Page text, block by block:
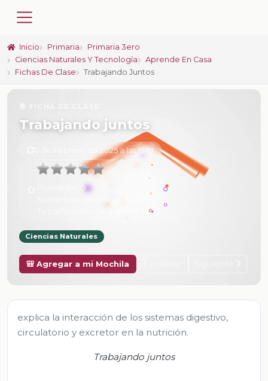
Inicio Primaria
Primaria 3ero
Ciencias Naturales Y Tecnología
Aprende En Casa
Fichas De Clase
Trabajando Juntos
Trabajando juntos
6 de Febrero de 2025 a las 15:18
0
Ciencias Naturales
🎒 Agregar a mi Mochila
explica la interacción de los sistemas digestivo,
circulatorio y excretor en la nutrición.
Trabajando juntos